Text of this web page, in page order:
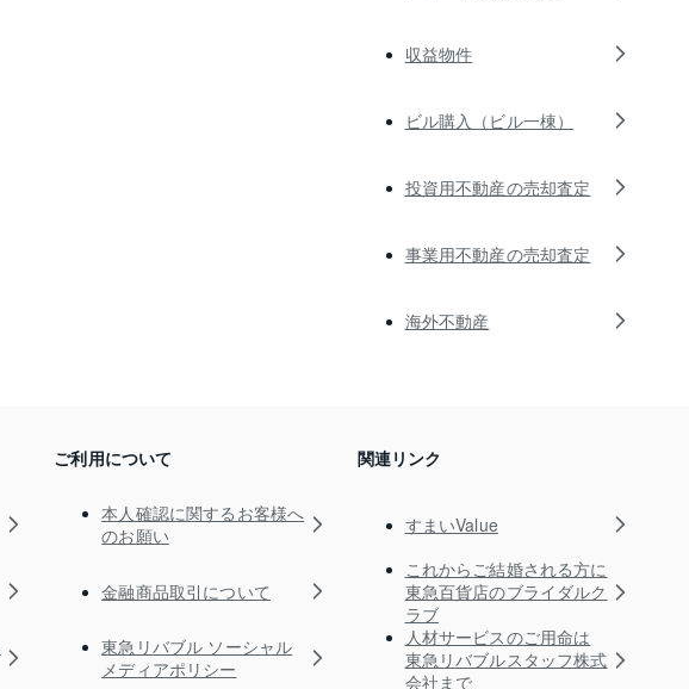
収益物件
ビル購入（ビル一棟）
投資用不動産の売却査定
事業用不動産の売却査定
海外不動産
ご利用について
本人確認に関するお客様へ
のお願い
金融商品取引について
東急リバブル ソーシャル
メディアポリシー
関連リンク
すまいValue
これからご結婚される方に
東急百貨店のブライダルク
ラブ
人材サービスのご用命は
東急リバブルスタッフ株式
会社まで